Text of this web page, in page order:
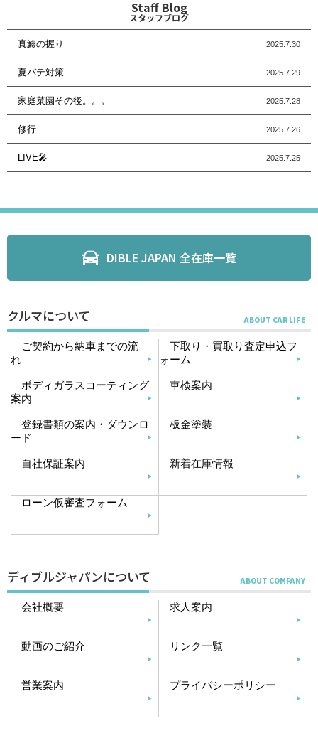
Staff Blog
スタッフブログ
真鯵の握り 2025.7.30
夏バテ対策 2025.7.29
家庭菜園その後。。。 2025.7.28
修行 2025.7.26
LIVE🎤 2025.7.25
DIBLE JAPAN 全在庫一覧
クルマについて
ご契約から納車までの流
れ
下取り・買取り査定申込フ
ォーム
ボディガラスコーティング
案内
車検案内
登録書類の案内・ダウンロ
ード
板金塗装
自社保証案内 新着在庫情報
ローン仮審査フォーム
ディブルジャパンについて
会社概要 求人案内
動画のご紹介 リンク一覧
営業案内 プライバシーポリシー